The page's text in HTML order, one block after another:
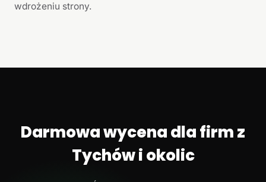
wdrożeniu strony.
Darmowa wycena dla firm z
Tychów i okolic